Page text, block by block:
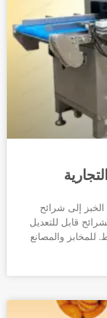
الخبز إلى شرائح
الشرائح قابل للتعديل
فولت، 1.2 كيلو واط. للمخابز والمصانع